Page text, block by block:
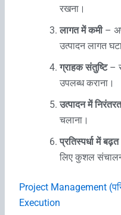
रखना।
लागत में कमी–
उत्पादन लागत
ग्राहक संतुष्टि–
उपलब्ध कराना।
उत्पादन में
चलाना।
प्रतिस्पर्धा में बढ़त
लिए कुशल
Project Management
Execution